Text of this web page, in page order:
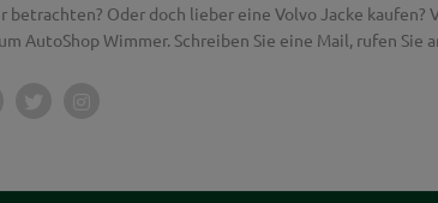
Oder doch lieber eine Volvo Jacke kaufen?
AutoShop Wimmer. Schreiben Sie eine Mail, rufen Sie